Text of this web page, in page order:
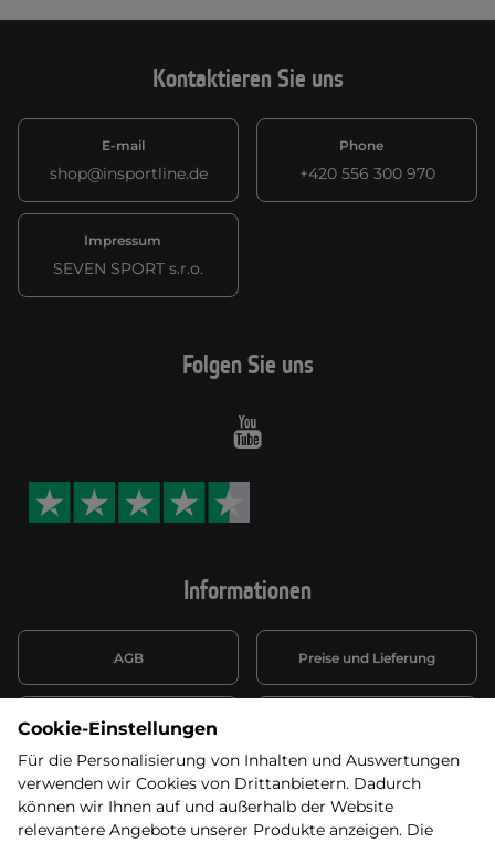
Kontaktieren Sie uns
E-mail
shop@insportline.de
Phone
+420 556 300 970
Impressum
SEVEN SPORT s.r.o.
Informationen
AGB Preise und Lieferung
Datenschutzerklärung
Wiederufsbelehrung mit Link
zum Formular
Batterieentsorgung
Folgen Sie uns
Youtube
Cookie-Einstellungen
Für die Personalisierung von Inhalten und Auswertungen
verwenden wir Cookies von Drittanbietern. Dadurch
können wir Ihnen auf und außerhalb der Website
relevantere Angebote unserer Produkte anzeigen. Die